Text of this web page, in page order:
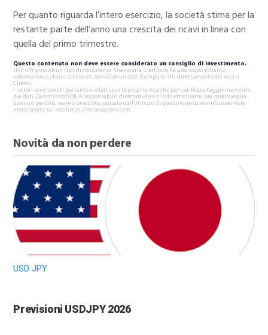
Per quanto riguarda l’intero esercizio, la società stima per la
restante parte dell’anno una crescita dei ricavi in linea con
quella del primo trimestre.
Questo contenuto non deve essere considerato un consiglio di investimento.
Non offriamo alcun tipo di consulenza finanziaria. L’articolo ha uno scopo soltanto
informativo e alcuni contenuti sono Comunicati Stampa scritti direttamente dai nostri
Clienti.
I lettori sono tenuti pertanto a effettuare le proprie ricerche per verificare l’aggiornamento
dei dati. Questo sito NON è responsabile, direttamente o indirettamente, per qualsivoglia
danno o perdita, reale o presunta, causata dall'utilizzo di qualunque contenuto o servizio
menzionato sul sito https://valoreazioni.com.
Novità da non perdere
USD JPY
Previsioni USDJPY 2026